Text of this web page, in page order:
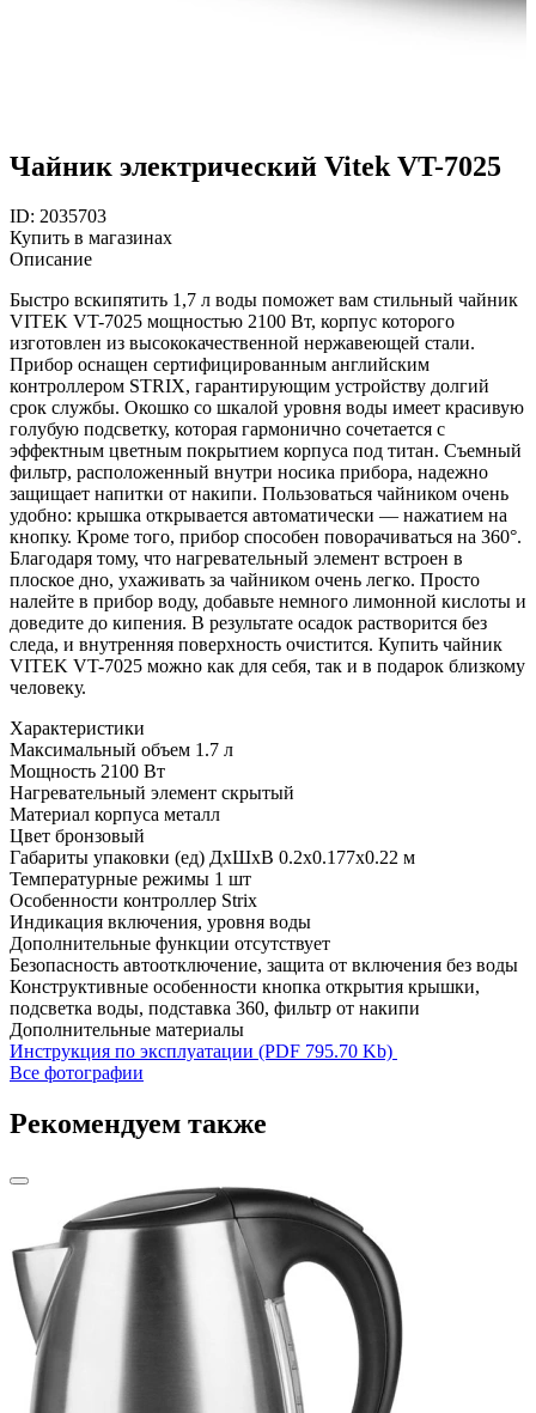
Чайник электрический Vitek VT-7025
ID: 2035703
Купить в магазинах
Описание
Быстро вскипятить 1,7 л воды поможет вам стильный чайник
VITEK VT-7025 мощностью 2100 Вт, корпус которого
изготовлен из высококачественной нержавеющей стали.
Прибор оснащен сертифицированным английским
контроллером STRIX, гарантирующим устройству долгий
срок службы. Окошко со шкалой уровня воды имеет красивую
голубую подсветку, которая гармонично сочетается с
эффектным цветным покрытием корпуса под титан. Съемный
фильтр, расположенный внутри носика прибора, надежно
защищает напитки от накипи. Пользоваться чайником очень
удобно: крышка открывается автоматически — нажатием на
кнопку. Кроме того, прибор способен поворачиваться на 360°.
Благодаря тому, что нагревательный элемент встроен в
плоское дно, ухаживать за чайником очень легко. Просто
налейте в прибор воду, добавьте немного лимонной кислоты и
доведите до кипения. В результате осадок растворится без
следа, и внутренняя поверхность очистится. Купить чайник
VITEK VT-7025 можно как для себя, так и в подарок близкому
человеку.
Характеристики
Максимальный объем 1.7 л
Мощность 2100 Вт
Нагревательный элемент скрытый
Материал корпуса металл
Цвет бронзовый
Габариты упаковки (ед) ДхШхВ 0.2x0.177x0.22 м
Температурные режимы 1 шт
Особенности контроллер Strix
Индикация включения, уровня воды
Дополнительные функции отсутствует
Безопасность автоотключение, защита от включения без воды
Конструктивные особенности кнопка открытия крышки,
подсветка воды, подставка 360, фильтр от накипи
Дополнительные материалы
Инструкция по эксплуатации (PDF 795.70 Kb)
Все фотографии
Рекомендуем также